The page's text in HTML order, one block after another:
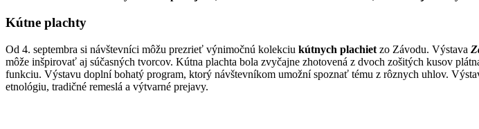
Kútne plachty
Od 4. septembra si návštevníci môžu prezrieť výnimočnú kolekciu kútnych plachiet zo Závodu. Výstava
môže inšpirovať aj súčasných tvorcov. Kútna plachta bola zvyčajne zhotovená z dvoch zošitých kusov
funkciu. Výstavu doplní bohatý program, ktorý návštevníkom umožní spoznať tému z rôznych uhlov.
etnológiu, tradičné remeslá a výtvarné prejavy.